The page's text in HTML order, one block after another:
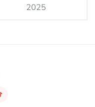
2025